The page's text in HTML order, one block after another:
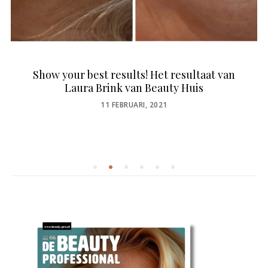
Show your best results! Het resultaat van
Laura Brink van Beauty Huis
POSTED
11 FEBRUARI, 2021